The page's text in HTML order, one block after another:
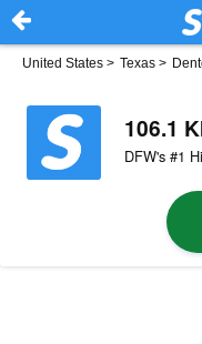
United States > Texas >
106.1
DFW's #1